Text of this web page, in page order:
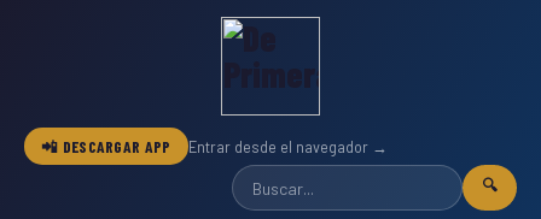
📲 DESCARGAR APP Entrar desde el navegador →
🔍